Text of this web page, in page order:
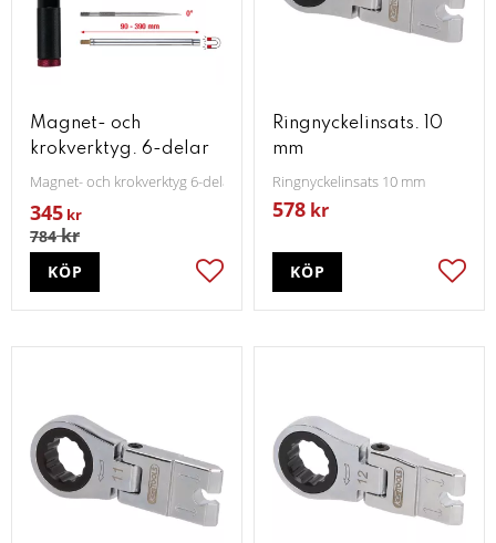
Magnet- och
krokverktyg. 6-delar
Magnet- och krokverktyg 6-delar
345 kr
784kr
Lägg till i favoriter
KÖP
Ringnyckelinsats. 10
mm
Ringnyckelinsats 10 mm
578 kr
KÖP